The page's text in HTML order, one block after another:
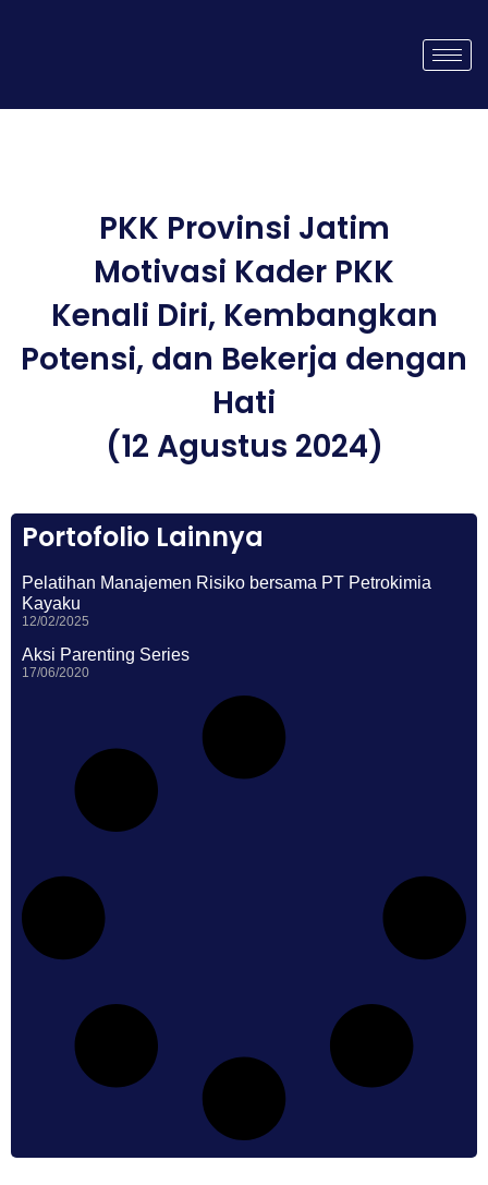
PKK Provinsi Jatim
Motivasi Kader PKK
Kenali Diri, Kembangkan
Potensi, dan Bekerja dengan
Hati
(12 Agustus 2024)
Portofolio Lainnya
Pelatihan Manajemen Risiko bersama PT Petrokimia
Kayaku
12/02/2025
Aksi Parenting Series
17/06/2020